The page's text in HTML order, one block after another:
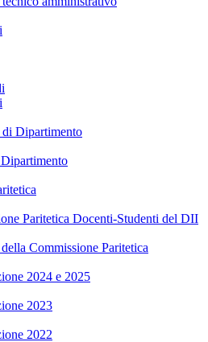
Dipartimento
Paritetica Docenti-Studenti del DII
Commissione Paritetica
2024 e 2025
2023
2022